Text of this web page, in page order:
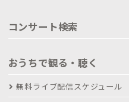
コンサート検索
おうちで観る・聴く
無料ライブ配信スケジュール